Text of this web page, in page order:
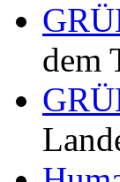
dem